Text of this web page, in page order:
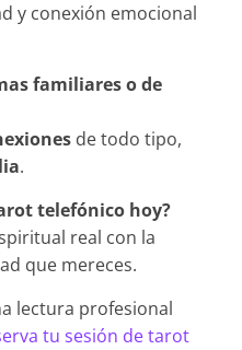
y conexión emocional
familiares o de
de todo tipo,
.
telefónico hoy?
real con la
que mereces.
lectura profesional
tu sesión de tarot